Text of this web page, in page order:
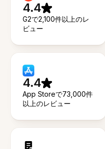
4.4
G2で2,100件以上のレ
ビュー
4.4
App Storeで73,000件
以上のレビュー